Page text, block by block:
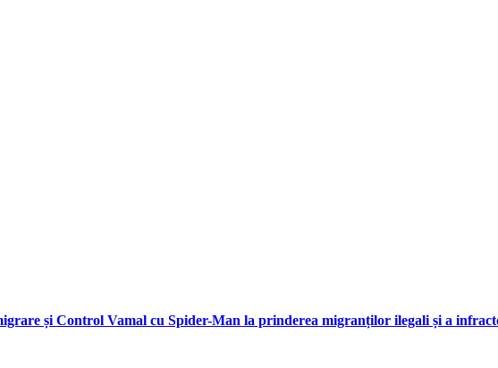
și Control Vamal cu Spider-Man la prinderea migranților ilegali și a